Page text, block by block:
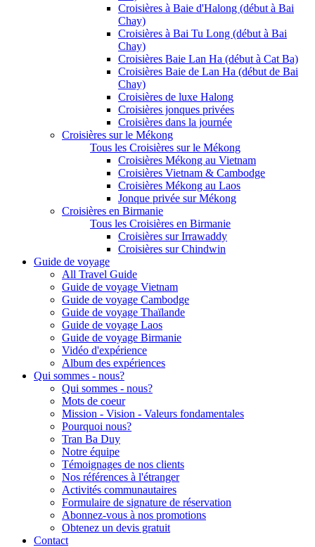
Croisières à Baie d'Halong (début à Bai
Chay)
Croisières à Bai Tu Long (début à Bai
Chay)
Croisières Baie Lan Ha (début à Cat Ba)
Croisières Baie de Lan Ha (début de Bai
Chay)
Croisières de luxe Halong
Croisières jonques privées
Croisières dans la journée
Croisières sur le Mékong
Tous les Croisières sur le Mékong
Croisières Mékong au Vietnam
Croisières Vietnam & Cambodge
Croisières Mékong au Laos
Jonque privée sur Mékong
Croisières en Birmanie
Tous les Croisières en Birmanie
Croisières sur Irrawaddy
Croisières sur Chindwin
Guide de voyage
All Travel Guide
Guide de voyage Vietnam
Guide de voyage Cambodge
Guide de voyage Thaïlande
Guide de voyage Laos
Guide de voyage Birmanie
Vidéo d'expérience
Album des expériences
Qui sommes - nous?
Qui sommes - nous?
Mots de coeur
Mission - Vision - Valeurs fondamentales
Pourquoi nous?
Tran Ba Duy
Notre équipe
Témoignages de nos clients
Nos références à l'étranger
Activités communautaires
Formulaire de signature de réservation
Abonnez-vous à nos promotions
Obtenez un devis gratuit
Contact